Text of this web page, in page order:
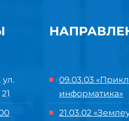
09.03.03
информатика»
21.03.02